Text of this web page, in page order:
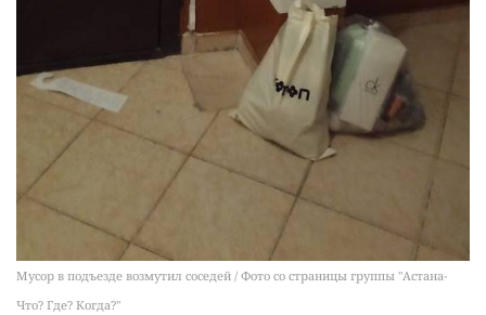
Мусор в подъезде возмутил соседей / Фото со страницы группы "Астана-
Что? Где? Когда?"